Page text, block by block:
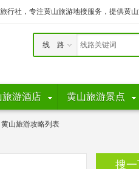
行社，专注黄山旅游地接服务，提供黄
线 路
旅游酒店 黄山旅游景点
黄山旅游攻略列表